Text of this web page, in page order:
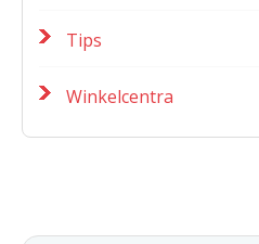
Tips
Winkelcentra